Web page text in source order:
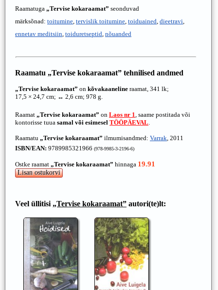
Raamatuga „Tervise kokaraamat” seonduvad
märksõnad: toitumine, tervislik toitumine, toiduained, dieetravi,
ennetav meditsiin, toiduretseptid, nõuanded
Raamatu „Tervise kokaraamat” tehnilised andmed
„Tervise kokaraamat” on kõvakaaneline raamat, 341 lk;
17,5 × 24,7 cm; ↔ 2,6 cm; 978 g.
Raamat „Tervise kokaraamat” on Laos nr 1, saame postitada või
kontorisse tuua samal või esimesel TÖÖPÄEVAL.
Raamatu „Tervise kokaraamat” ilmumisandmed: Varrak, 2011
ISBN/EAN: 9789985321966 (978-9985-3-2196-6)
Ostke raamat „Tervise kokaraamat” hinnaga 19.91
Veel üllitisi „Tervise kokaraamat” autori(te)lt: